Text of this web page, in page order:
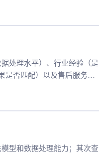
处理水平）、行业经验（是
是否匹配）以及售后服务
型和数据处理能力；其次查